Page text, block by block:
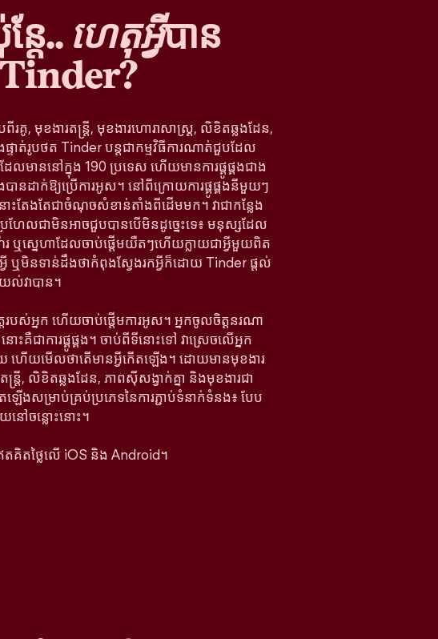
ែ.. ហេតុអ្វីបាន
គូ, មុខងារតន្រ្តី, មុខងារហោរាសាស្ត្រ, លិខិតឆ្លងដែន,
ាត់រូបថត Tinder បន្តជាកម្មវិធីការណាត់ជួបដែល
ាននៅក្នុង 190 ប្រទេស ហើយមានការផ្គូផ្គងជាង
នដាក់ឱ្យប្រើការអូស។ នៅពីក្រោយការផ្គូផ្គងនីមួយៗ
ះតែងតែជាចំណុចសំខាន់តាំងពីដើមមក។ វាជាកន្លែង
ែលជាមិនអាចជួបបានបើមិនដូច្នេះទេ៖ មនុស្សដែល
រ ឬស្នេហាដែលចាប់ផ្តើមយឺតៗហើយក្លាយជាអ្វីមួយពិត
វី ឬមិនទាន់ដឹងថាកំពុងស្វែងរកអ្វីក៏ដោយ Tinder ផ្តល់
យល់វាបាន។
ស់អ្នក ហើយចាប់ផ្តើមការអូស។ អ្នកចូលចិត្តនរណា
ះគឺជាការផ្គូផ្គង។ ចាប់ពីទីនោះទៅ វាស្រេចលើអ្នក
ហើយមើលថាតើមានអ្វីកើតឡើង។ ដោយមានមុខងារ
រ្តី, លិខិតឆ្លងដែន, ភាពស៊ីសង្វាក់គ្នា និងមុខងារជា
ឡើងសម្រាប់គ្រប់ប្រភេទនៃការភ្ជាប់ទំនាក់ទំនង៖ បែប
នៅចន្លោះនោះ។
តថ្លៃលើ iOS និង Android។